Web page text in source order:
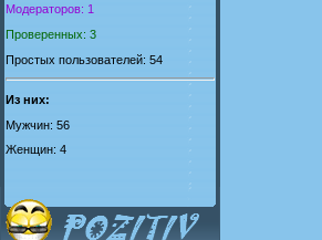
Модераторов: 1
Проверенных: 3
Простых пользователей: 54
Из них:
Мужчин: 56
Женщин: 4